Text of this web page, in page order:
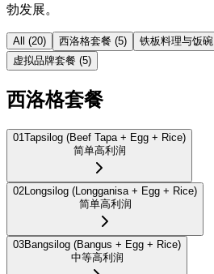
勃发展。
All (20) 西洛格套餐 (5) 铁板料理与饭碗
虚拟品牌套餐 (5)
西洛格套餐
01Tapsilog (Beef Tapa + Egg + Rice)
简单高利润
02Longsilog (Longganisa + Egg + Rice)
简单高利润
03Bangsilog (Bangus + Egg + Rice)
中等高利润